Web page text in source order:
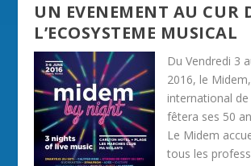
UN EVENEMENT AU CUR
L’ECOSYSTEME MUSICAL
Du Vendredi 3
2016, le
international
fêtera ses 50
Le Midem
tous les